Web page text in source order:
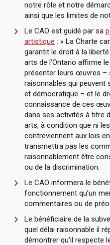
notre rôle et notre
ainsi que les limites de
Le CAO est guidé par sa
artistique : « La Charte
garantit le droit à la
arts de l’Ontario affirme
présenter leurs œuvres –
raisonnables qui peuvent
et démocratique – et le
connaissance de ces
dans ses activités à titre
arts, à condition que ni
contreviennent aux lois
transmettra pas les
raisonnablement être
ou de la discrimination.
Le CAO informera le
fonctionnement qu’un
commentaires ou de
Le bénéficiaire de la
quel délai raisonnable il
démontrer qu’il respecte